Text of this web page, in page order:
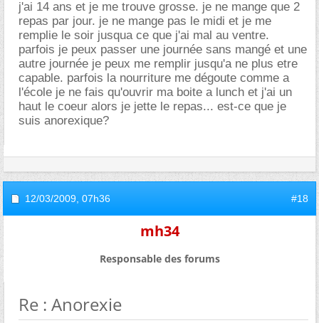
j'ai 14 ans et je me trouve grosse. je ne mange que 2
repas par jour. je ne mange pas le midi et je me
remplie le soir jusqua ce que j'ai mal au ventre.
parfois je peux passer une journée sans mangé et une
autre journée je peux me remplir jusqu'a ne plus etre
capable. parfois la nourriture me dégoute comme a
l'école je ne fais qu'ouvrir ma boite a lunch et j'ai un
haut le coeur alors je jette le repas... est-ce que je
suis anorexique?
12/03/2009, 07h36 #18
mh34
Responsable des forums
Re : Anorexie